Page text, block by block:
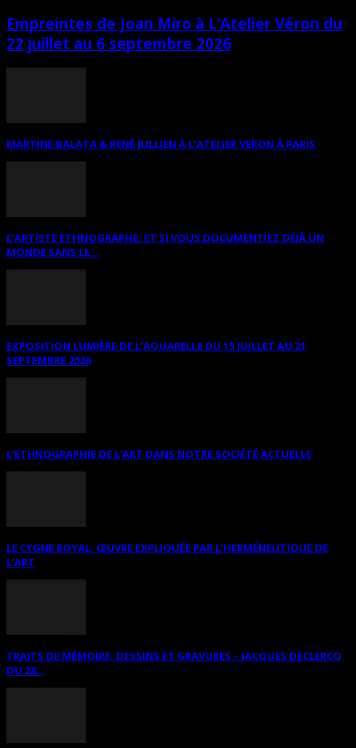
Empreintes de Joan Miro à L’Atelier Véron du
22 juillet au 6 septembre 2026
MARTINE BALATA & RENÉ JULLIEN À L’ATELIER VERON À PARIS
L’ARTISTE ETHNOGRAPHE: ET SI VOUS DOCUMENTIEZ DÉJÀ UN
MONDE SANS LE...
EXPOSITION LUMIÈRE DE L’AQUARELLE DU 15 JUILLET AU 21
SEPTEMBRE 2026
L’ETHNOGRAPHIE DE L’ART DANS NOTRE SOCIÉTÉ ACTUELLE
LE CYGNE ROYAL. ŒUVRE EXPLIQUÉE PAR L’HERMÉNEUTIQUE DE
L’ART
TRAITS DE MÉMOIRE, DESSINS ET GRAVURES – JACQUES DECLERCQ
DU 28...